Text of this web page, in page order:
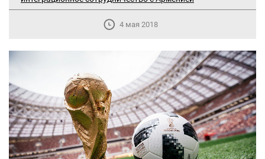
4 мая 2018